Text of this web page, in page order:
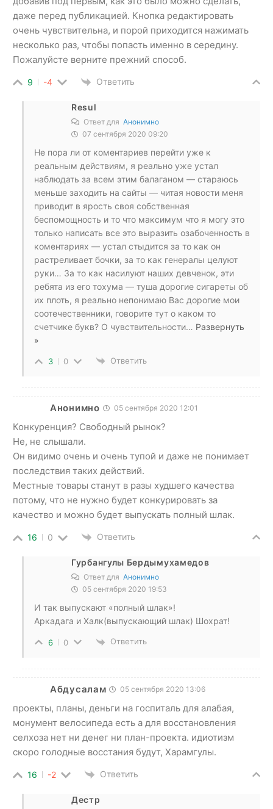
даже перед публикацией. Кнопка редактировать
очень чувствительна, и порой приходится нажимать
несколько раз, чтобы попасть именно в середину.
Пожалуйсте верните прежний способ.
9 -4 Ответить
Resul
Ответ для Анонимно
07 сентября 2020 09:20
Не пора ли от коментариев перейти уже к
реальным действиям, я реально уже устал
наблюдать за всем этим балаганом — стараюсь
меньше заходить на сайты — читая новости меня
приводит в ярость своя собственная
беспомощность и то что максимум что я могу это
только написать все это выразить озабоченность в
коментариях — устал стыдится за то как он
растреливает бочки, за то как генералы целуют
руки… За то как насилуют наших девченок, эти
ребята из его тохума — туша дорогие сигареты об
их плоть, я реально непонимаю Вас дорогие мои
соотечественники, говорите тут о каком то
счетчике букв? О чувствительности… Развернуть
»
3 0 Ответить
Анонимно 05 сентября 2020 12:01
Конкуренция? Свободный рынок?
Не, не слышали.
Он видимо очень и очень тупой и даже не понимает
последствия таких действий.
Местные товары станут в разы худшего качества
потому, что не нужно будет конкурировать за
качество и можно будет выпускать полный шлак.
16 0 Ответить
Гурбангулы Бердымухамедов
Ответ для Анонимно
05 сентября 2020 19:53
И так выпускают «полный шлак»!
Аркадага и Халк(выпускающий шлак) Шохрат!
6 0 Ответить
Абдусалам 05 сентября 2020 13:06
проекты, планы, деньги на госпиталь для алабая,
монумент велосипеда есть а для восстановления
селхоза нет ни денег ни план-проекта. идиотизм
скоро голодные восстания будут, Харамгулы.
16 -2 Ответить
Дестр